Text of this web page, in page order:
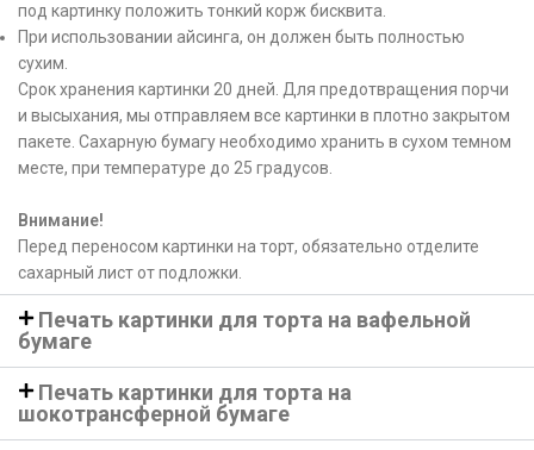
под картинку положить тонкий корж бисквита.
При использовании айсинга, он должен быть полностью
сухим.
Срок хранения картинки 20 дней. Для предотвращения порчи
и высыхания, мы отправляем все картинки в плотно закрытом
пакете. Сахарную бумагу необходимо хранить в сухом темном
месте, при температуре до 25 градусов.
Внимание!
Перед переносом картинки на торт, обязательно отделите
сахарный лист от подложки.
Печать картинки для торта на вафельной
бумаге
Печать картинки для торта на
шокотрансферной бумаге